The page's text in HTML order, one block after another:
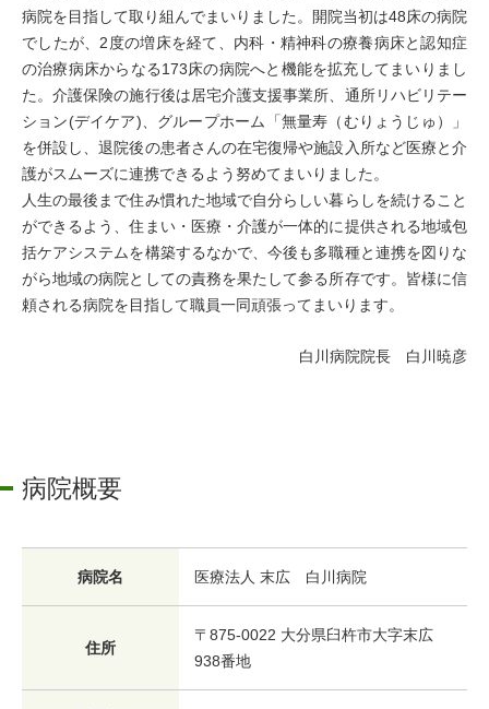
病院を目指して取り組んでまいりました。開院当初は48床の病院
でしたが、2度の増床を経て、内科・精神科の療養病床と認知症
の治療病床からなる173床の病院へと機能を拡充してまいりまし
た。介護保険の施行後は居宅介護支援事業所、通所リハビリテー
ション(デイケア)、グループホーム「無量寿（むりょうじゅ）」
を併設し、退院後の患者さんの在宅復帰や施設入所など医療と介
護がスムーズに連携できるよう努めてまいりました。
人生の最後まで住み慣れた地域で自分らしい暮らしを続けること
ができるよう、住まい・医療・介護が一体的に提供される地域包
括ケアシステムを構築するなかで、今後も多職種と連携を図りな
がら地域の病院としての責務を果たして参る所存です。皆様に信
頼される病院を目指して職員一同頑張ってまいります。
白川病院院長 白川暁彦
病院概要
病院名 医療法人 末広 白川病院
住所
〒875-0022 大分県臼杵市大字末広
938番地